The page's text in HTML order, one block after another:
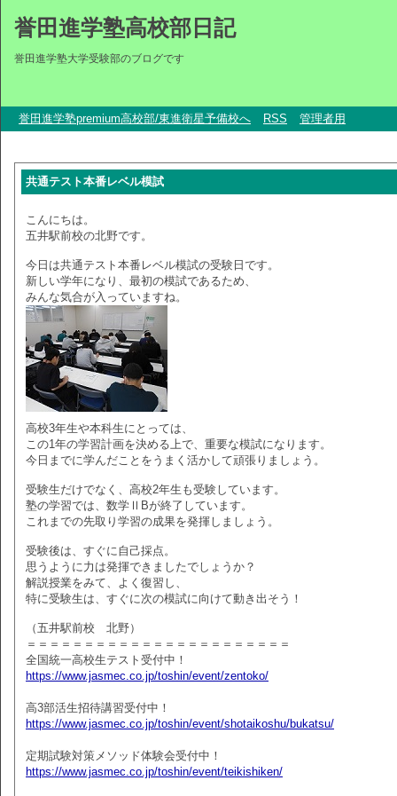
誉田進学塾高校部日記
誉田進学塾大学受験部のブログです
誉田進学塾premium高校部/東進衛星予備校へ RSS 管理者用
共通テスト本番レベル模試
こんにちは。
五井駅前校の北野です。
今日は共通テスト本番レベル模試の受験日です。
新しい学年になり、最初の模試であるため、
みんな気合が入っていますね。
高校3年生や本科生にとっては、
この1年の学習計画を決める上で、重要な模試になります。
今日までに学んだことをうまく活かして頑張りましょう。
受験生だけでなく、高校2年生も受験しています。
塾の学習では、数学ⅡBが終了しています。
これまでの先取り学習の成果を発揮しましょう。
受験後は、すぐに自己採点。
思うように力は発揮できましたでしょうか？
解説授業をみて、よく復習し、
特に受験生は、すぐに次の模試に向けて動き出そう！
（五井駅前校 北野）
＝＝＝＝＝＝＝＝＝＝＝＝＝＝＝＝＝＝＝＝＝＝＝
全国統一高校生テスト受付中！
https://www.jasmec.co.jp/toshin/event/zentoko/
高3部活生招待講習受付中！
https://www.jasmec.co.jp/toshin/event/shotaikoshu/bukatsu/
定期試験対策メソッド体験会受付中！
https://www.jasmec.co.jp/toshin/event/teikishiken/